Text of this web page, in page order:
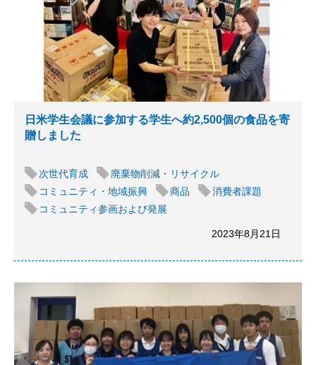
日米学生会議に参加する学生へ約2,500個の食品を寄
贈しました
次世代育成
廃棄物削減・リサイクル
コミュニティ・地域振興
商品
消費者課題
コミュニティ参画および発展
2023年8月21日